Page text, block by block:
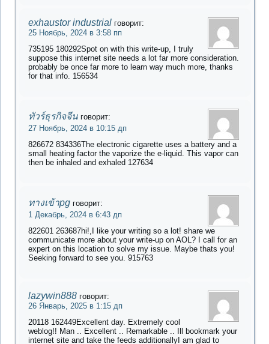
exhaustor industrial говорит:
25 Ноябрь, 2024 в 3:58 пп
735195 180292Spot on with this write-up, I truly
suppose this internet site needs a lot far more consideration.
probably be once far more to learn way much more, thanks
for that info. 156534
ทัวร์ธุรกิจจีน говорит:
27 Ноябрь, 2024 в 10:15 дп
826672 834336The electronic cigarette uses a battery and a
small heating factor the vaporize the e-liquid. This vapor can
then be inhaled and exhaled 127634
ทางเข้าpg говорит:
1 Декабрь, 2024 в 6:43 дп
822601 263687hi!,I like your writing so a lot! share we
communicate more about your write-up on AOL? I call for an
expert on this location to solve my issue. Maybe thats you!
Seeking forward to see you. 915763
lazywin888 говорит:
26 Январь, 2025 в 1:15 дп
20118 162449Excellent day. Extremely cool
weblog!! Man .. Excellent .. Remarkable .. Ill bookmark your
internet site and take the feeds additionallyI am glad to